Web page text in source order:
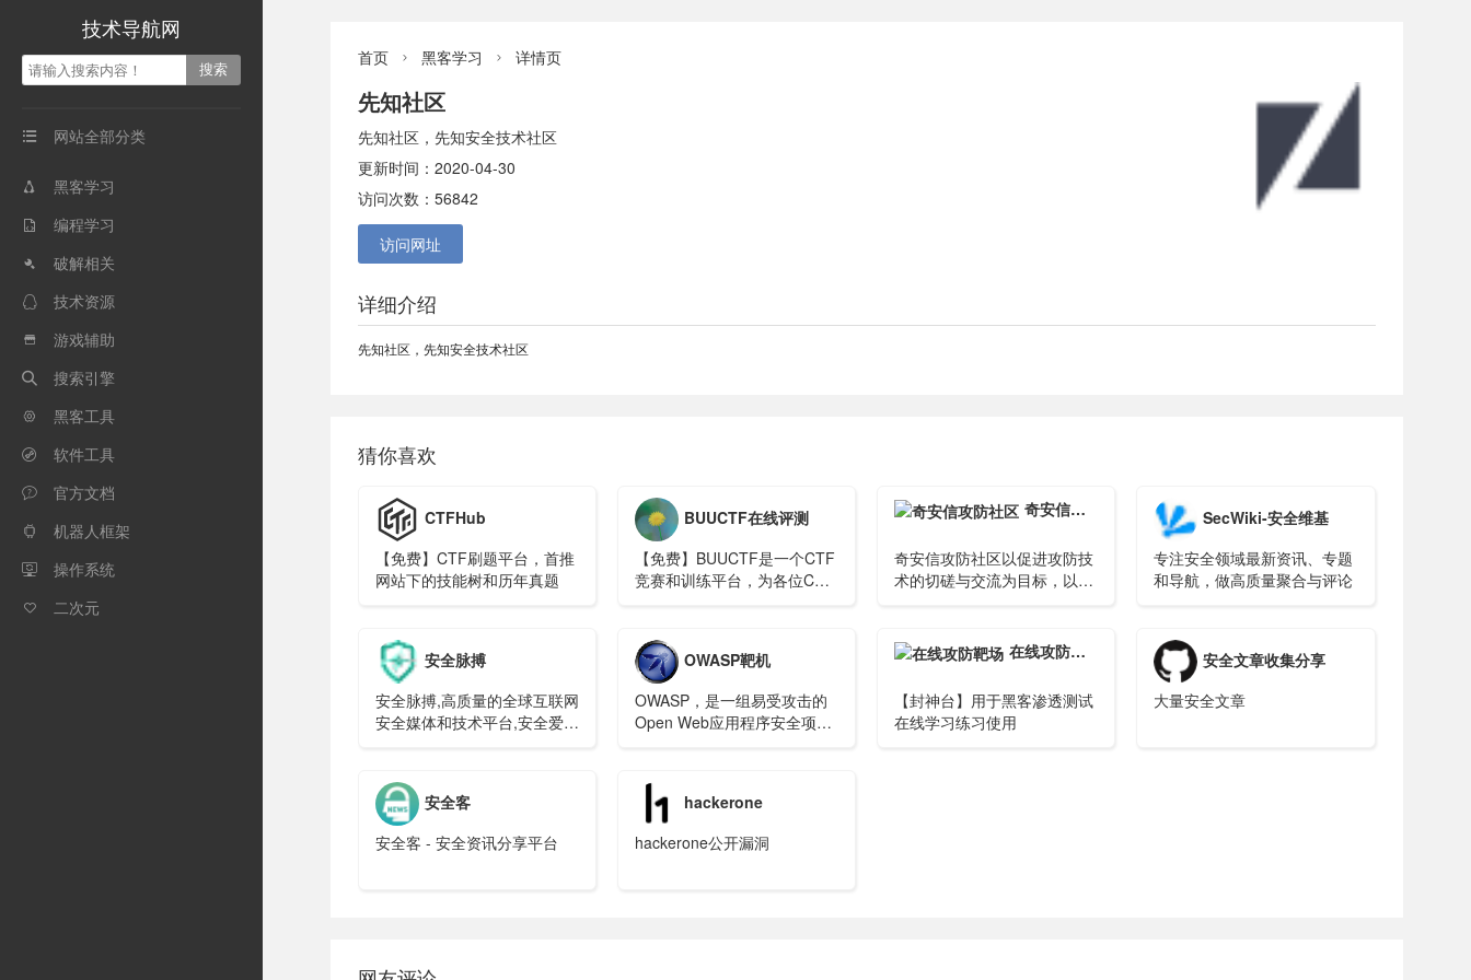
技术导航网
 网站全部分类
 黑客学习
 编程学习
 破解相关
 技术资源
 游戏辅助
 搜索引擎
 黑客工具
 软件工具
 官方文档
 机器人框架
 操作系统
 二次元
首页  黑客学习  详情页
先知社区
先知社区，先知安全技术社区
更新时间：2020-04-30
访问次数：56842
访问网址
详细介绍
先知社区，先知安全技术社区
猜你喜欢
CTFHub
【免费】CTF刷题平台，首推
网站下的技能树和历年真题
BUUCTF在线评测
【免费】BUUCTF是一个CTF
竞赛和训练平台，为各位CTF
奇安信攻防社区
奇安信攻防社区以促进攻防技
术的切磋与交流为目标，以分
SecWiki-安全维基
专注安全领域最新资讯、专题
和导航，做高质量聚合与评论
安全脉搏
安全脉搏,高质量的全球互联网
安全媒体和技术平台,安全爱好
品质，关注安全，深耕安全是
安全脉搏多年来不变的宗旨和
初心。SecPulse.Com
OWASP靶机
OWASP，是一组易受攻击的
Open Web应用程序安全项
类型的漏洞，例如：SQL注
入、XSS攻击等等。它是由一
家非营利性组织——OWASP
基金会提供持续性支持，可免
在线攻防靶场
【封神台】用于黑客渗透测试
在线学习练习使用
安全文章收集分享
大量安全文章
安全客
安全客 - 安全资讯分享平台
hackerone
hackerone公开漏洞